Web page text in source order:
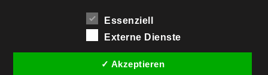
Essenziell
Externe Dienste
✓ Akzeptieren